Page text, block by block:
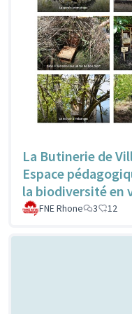
La Butinerie de
Espace
la biodiversité en
FNE Rhone 3 12